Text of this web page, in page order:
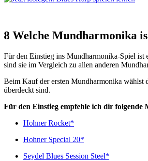
8 Welche Mundharmonika
Für den Einstieg ins Mundharmonika-Spiel ist
sind sie im Vergleich zu allen anderen
Beim Kauf der ersten Mundharmonika wählst
überdeckt sind.
Für den Einstieg empfehle ich dir
Hohner Rocket*
Hohner Special 20*
Seydel Blues Session Steel*